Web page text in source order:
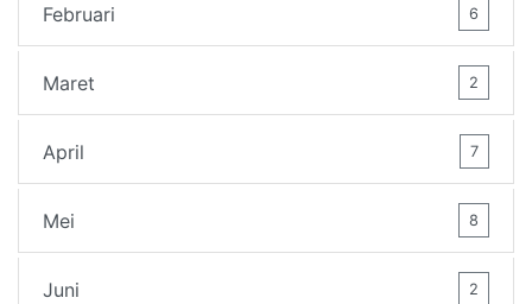
Februari 6
Maret 2
April 7
Mei 8
Juni 2